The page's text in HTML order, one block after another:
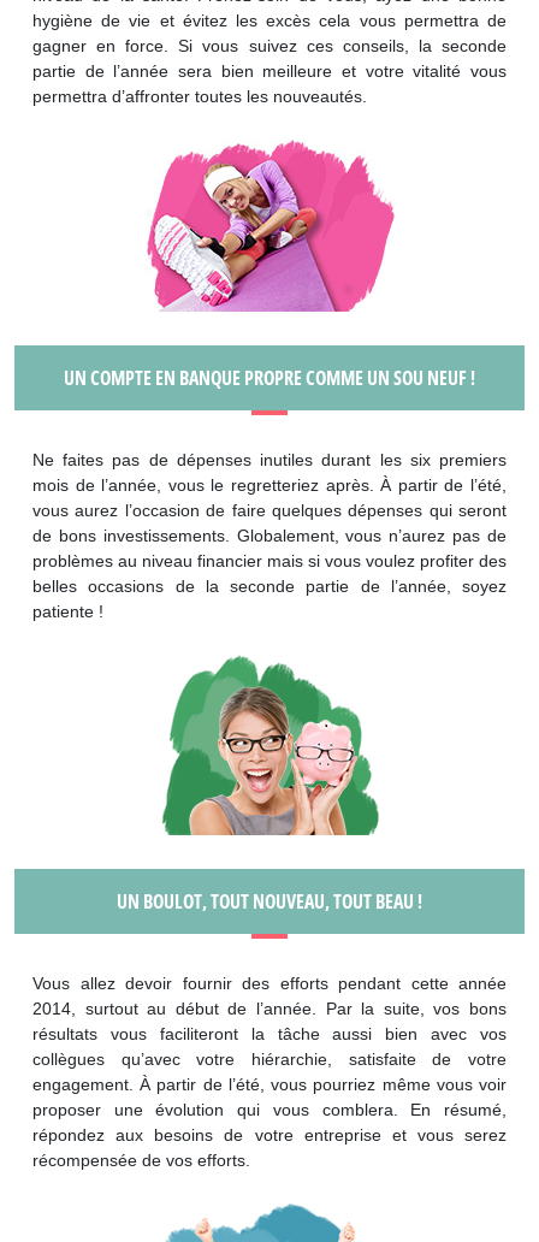
hygiène de vie et évitez les excès cela vous permettra de
gagner en force. Si vous suivez ces conseils, la seconde
partie de l’année sera bien meilleure et votre vitalité vous
permettra d’affronter toutes les nouveautés.
UN COMPTE EN BANQUE PROPRE COMME UN SOU NEUF !
Ne faites pas de dépenses inutiles durant les six premiers
mois de l’année, vous le regretteriez après. À partir de l’été,
vous aurez l’occasion de faire quelques dépenses qui seront
de bons investissements. Globalement, vous n’aurez pas de
problèmes au niveau financier mais si vous voulez profiter des
belles occasions de la seconde partie de l’année, soyez
patiente !
UN BOULOT, TOUT NOUVEAU, TOUT BEAU !
Vous allez devoir fournir des efforts pendant cette année
2014, surtout au début de l’année. Par la suite, vos bons
résultats vous faciliteront la tâche aussi bien avec vos
collègues qu’avec votre hiérarchie, satisfaite de votre
engagement. À partir de l’été, vous pourriez même vous voir
proposer une évolution qui vous comblera. En résumé,
répondez aux besoins de votre entreprise et vous serez
récompensée de vos efforts.